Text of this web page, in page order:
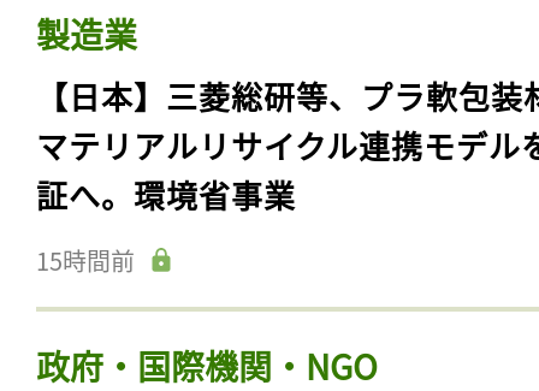
製造業
【日本】三菱総研等、プラ軟包装
マテリアルリサイクル連携モデル
証へ。環境省事業
15時間前
政府・国際機関・NGO